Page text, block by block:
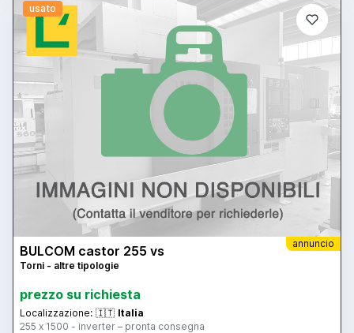
usato
annuncio
BULCOM castor 255 vs
Torni - altre tipologie
prezzo su richiesta
Localizzazione: 🇮🇹 Italia
255 x 1500 - inverter – pronta consegna